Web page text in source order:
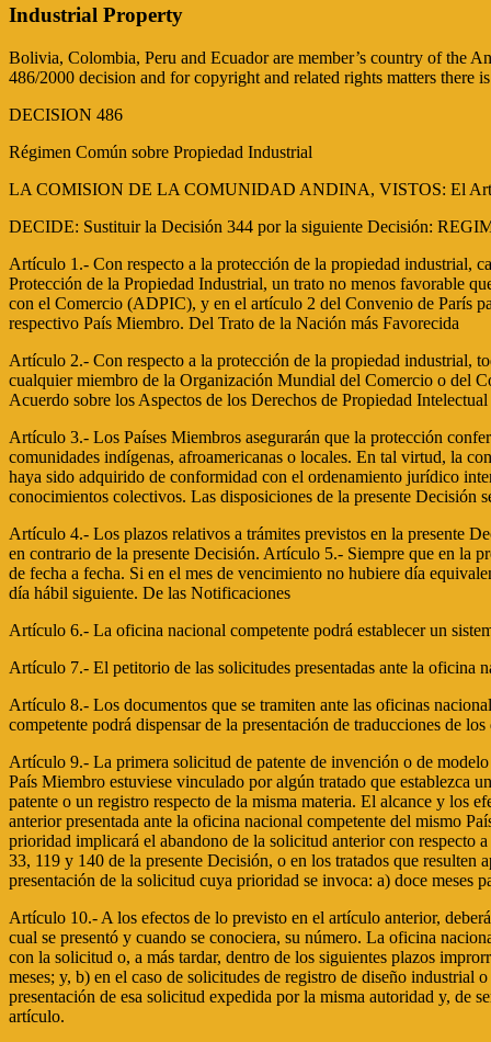
Industrial Property
Bolivia, Colombia, Peru and Ecuador are member’s country of the
486/2000 decision and for copyright and related rights matters
DECISION 486
Régimen Común sobre Propiedad Industrial
LA COMISION DE LA COMUNIDAD ANDINA, VISTOS: El
DECIDE: Sustituir la Decisión 344 por la siguiente Decisión:
Artículo 1.- Con respecto a la protección de la propiedad industrial,
Protección de la Propiedad Industrial, un trato no menos favorable
con el Comercio (ADPIC), y en el artículo 2 del Convenio de París
respectivo País Miembro. Del Trato de la Nación más Favorecida
Artículo 2.- Con respecto a la protección de la propiedad industrial,
cualquier miembro de la Organización Mundial del Comercio o del
Acuerdo sobre los Aspectos de los Derechos de Propiedad
Artículo 3.- Los Países Miembros asegurarán que la protección
comunidades indígenas, afroamericanas o locales. En tal virtud, la
haya sido adquirido de conformidad con el ordenamiento jurídico
conocimientos colectivos. Las disposiciones de la presente Decisión
Artículo 4.- Los plazos relativos a trámites previstos en la presente
en contrario de la presente Decisión. Artículo 5.- Siempre que en la
de fecha a fecha. Si en el mes de vencimiento no hubiere día
día hábil siguiente. De las Notificaciones
Artículo 6.- La oficina nacional competente podrá establecer un
Artículo 7.- El petitorio de las solicitudes presentadas ante la oficina
Artículo 8.- Los documentos que se tramiten ante las oficinas
competente podrá dispensar de la presentación de traducciones de
Artículo 9.- La primera solicitud de patente de invención o de
País Miembro estuviese vinculado por algún tratado que establezca
patente o un registro respecto de la misma materia. El alcance y los
anterior presentada ante la oficina nacional competente del mismo
prioridad implicará el abandono de la solicitud anterior con respecto
33, 119 y 140 de la presente Decisión, o en los tratados que resulten
presentación de la solicitud cuya prioridad se invoca: a) doce meses
Artículo 10.- A los efectos de lo previsto en el artículo anterior,
cual se presentó y cuando se conociera, su número. La oficina
con la solicitud o, a más tardar, dentro de los siguientes plazos
meses; y, b) en el caso de solicitudes de registro de diseño
presentación de esa solicitud expedida por la misma autoridad y, de
artículo.